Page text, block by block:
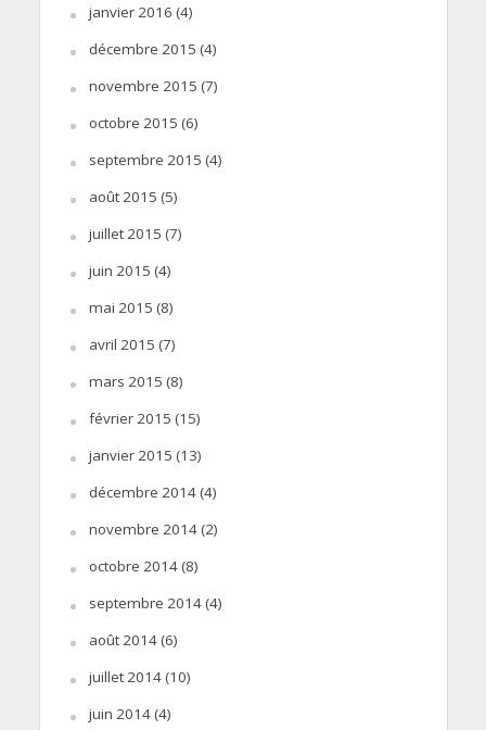
janvier 2016 (4)
décembre 2015 (4)
novembre 2015 (7)
octobre 2015 (6)
septembre 2015 (4)
août 2015 (5)
juillet 2015 (7)
juin 2015 (4)
mai 2015 (8)
avril 2015 (7)
mars 2015 (8)
février 2015 (15)
janvier 2015 (13)
décembre 2014(4)
novembre 2014(2)
octobre 2014(8)
septembre 2014(4)
août 2014(6)
juillet 2014(10)
juin 2014(4)